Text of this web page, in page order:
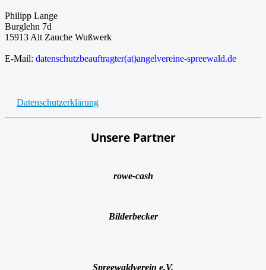
Philipp Lange
Burglehn 7d
15913 Alt Zauche Wußwerk
E-Mail: datenschutzbeauftragter(at)angelvereine-spreewald.de
Datenschutzerklärung
Unsere Partner
rowe-cash
Bilderbecker
Spreewaldverein e.V.